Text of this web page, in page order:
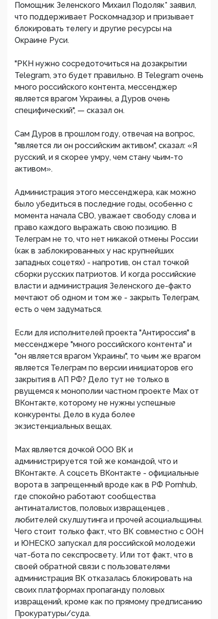
Помощник Зеленского Михаил Подоляк* заявил,
что поддерживает Роскомнадзор и призывает
блокировать телегу и другие ресурсы на
Окраине Руси.
"РКН нужно сосредоточиться на дозакрытии
Telegram, это будет правильно. В Telegram очень
много российского контента, мессенджер
является врагом Украины, а Дуров очень
специфический", — сказал он.
Сам Дуров в прошлом году, отвечая на вопрос,
"является ли он российским активом", сказал: «Я
русский, и я скорее умру, чем стану чьим-то
активом».
Администрация этого мессенджера, как можно
было убедиться в последние годы, особенно с
момента начала СВО, уважает свободу слова и
право каждого выражать свою позицию. В
Телеграм не то, что нет никакой отмены России
(как в заблокированных у нас крупнейших
западных соцетях) - напротив, он стал точкой
сборки русских патриотов. И когда российские
власти и администрация Зеленского де-факто
мечтают об одном и том же - закрыть Телеграм,
есть о чем задуматься.
Если для исполнителей проекта "Антироссия" в
мессенджере "много российского контента" и
"он является врагом Украины", то чьим же врагом
является Телеграм по версии инициаторов его
закрытия в АП РФ? Дело тут не только в
рвущемся к монополии частном проекте Max от
ВКонтакте, которому не нужны успешные
конкуренты. Дело в куда более
экзистенциальных вещах.
Max является дочкой ООО ВК и
администрируется той же командой, что и
ВКонтакте. А соцсеть ВКонтакте - официальные
ворота в запрещенный вроде как в РФ Pornhub,
где спокойно работают сообщества
антинаталистов, половых извращенцев ,
любителей скулшутинга и прочей асоциальщины.
Чего стоит только факт, что ВК совместно с ООН
и ЮНЕСКО запускал для российской молодежи
чат-бота по секспросвету. Или тот факт, что в
своей обратной связи с пользователями
администрация ВК отказалась блокировать на
своих платформах пропаганду половых
извращений, кроме как по прямому предписанию
Прокуратуры/суда.